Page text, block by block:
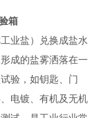
箱
业盐）兑换成盐水
成的盐雾洒落在一
验，如钥匙、门
电镀、有机及无机